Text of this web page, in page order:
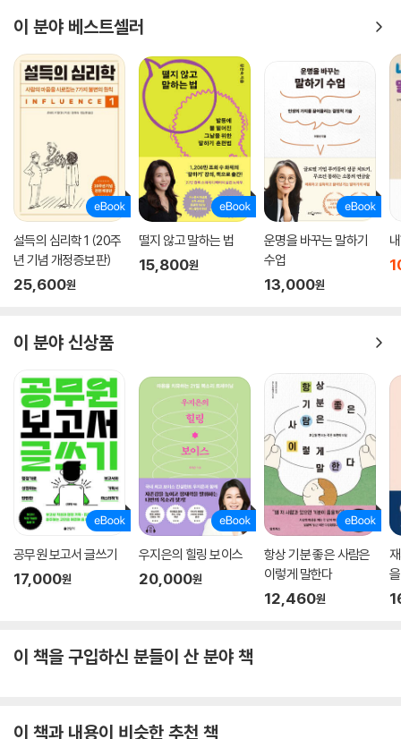
이 분야 베스트셀러
설득의 심리학 1 (20주
년 기념 개정증보판)
25,600원
떨지 않고 말하는 법
15,800원
운명을 바꾸는 말하기
수업
13,000원
이 분야 신상품
공무원 보고서 글쓰기
17,000원
우지은의 힐링 보이스
20,000원
항상 기분 좋은 사람은
이렇게 말한다
12,460원
이 책을 구입하신 분들이 산 분야 책
이 책과 내용이 비슷한 추천 책